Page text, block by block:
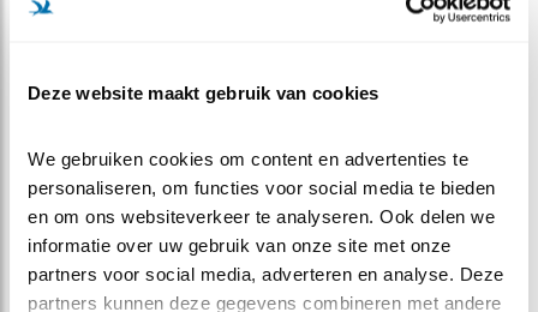
Deze website maakt gebruik van cookies
We gebruiken cookies om content en advertenties te
personaliseren, om functies voor social media te bieden
en om ons websiteverkeer te analyseren. Ook delen we
informatie over uw gebruik van onze site met onze
partners voor social media, adverteren en analyse. Deze
partners kunnen deze gegevens combineren met andere
beschermd. Voor kerkuilen die achter een uilenbord of
het nest valt. Vooral aan het begin van de nacht,
het nest, als één van de ouders met een prooi komt.
Een klein duwtje en één van de jongen tuimelt naar
beneden. Bij luid blazen (hier zit ik) zullen de ouders het
jong blijven voeren.
Vlak voor het in ontvangst nemen van de prooi slaat